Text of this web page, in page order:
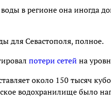
в регионе она иногда
для Севастополя, полное.
потери сетей на
около 150 тысяч
водохранилище было